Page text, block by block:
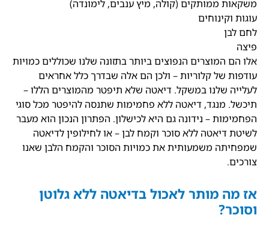
משקאות ממותקים (קולה, מיץ ענבים, לימונדה)
עוגות וקינוחים
לחם לבן
פיצה
אלו הם המוצרים הנפוצים ביותר בתזונה שלנו שכוללים כמויות
עודפות של קלוריות – ולכן הם אלה שבדרך כלל אחראים
לעלייה שלנו במשקל. דיאטה שלא תיפטר מהמוצרים הללו –
תיכשל. מנגד, דיאטה ללא פחמימות שתנסה להיפטר מכל סוגי
הפחמימות – נידונה גם היא לכישלון. הפתרון הנכון הוא מעבר
לשיטת דיאטה ללא סוכר וקמח לבן – או לחילופין לדיאטה
שמפחיתה משמעותית את כמויות הסוכר והקמח הלבן שאנו
צורכים.
אז מה מותר לאכול בדיאטה ללא גלוטן
וסוכר?